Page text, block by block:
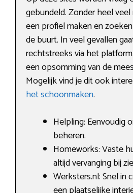
gebundeld. Zonder heel
een profiel maken en
de buurt. In veel gevallen
rechtstreeks via het
een opsomming van de
Mogelijk vind je dit ook
het schoonmaken.
Helpling: Eenvoudig
beheren.
Homeworks: Vaste
altijd vervanging bij
Werksters.nl: Snel